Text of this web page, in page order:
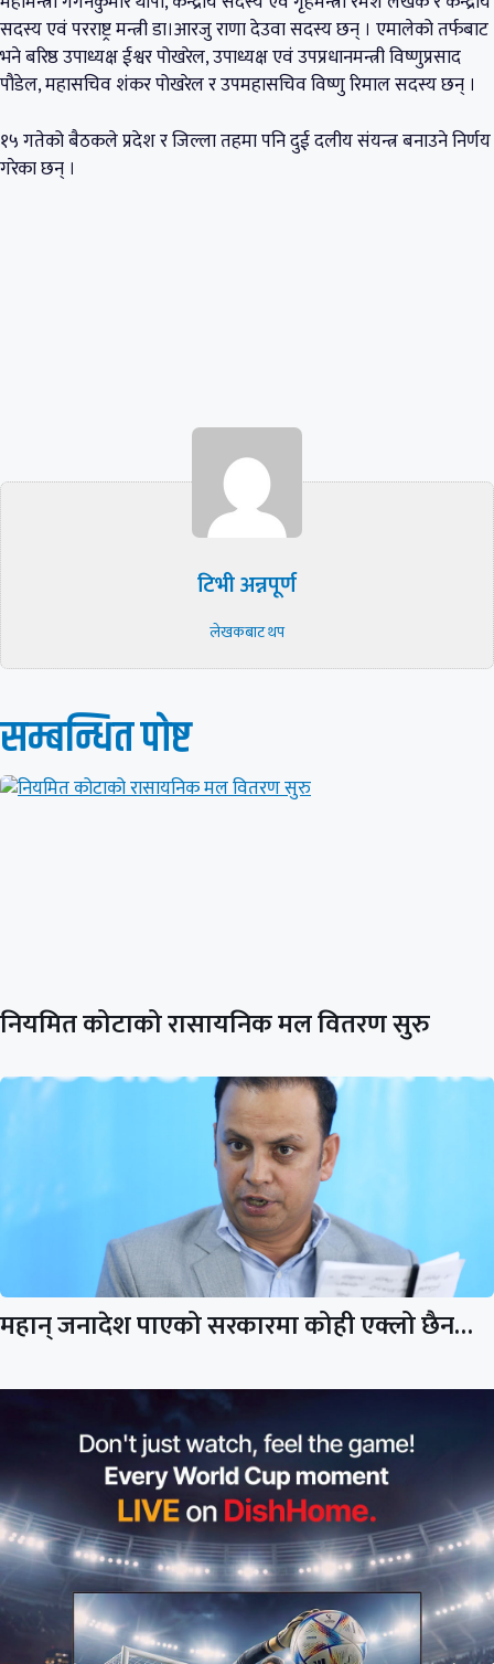
सदस्य एवं परराष्ट्र मन्त्री डा।आरजु राणा देउवा सदस्य छन् । एमालेको तर्फबाट
भने बरिष्ठ उपाध्यक्ष ईश्वर पोखरेल, उपाध्यक्ष एवं उपप्रधानमन्त्री विष्णुप्रसाद
पौडेल, महासचिव शंकर पोखरेल र उपमहासचिव विष्णु रिमाल सदस्य छन् ।
१५ गतेको बैठकले प्रदेश र जिल्ला तहमा पनि दुई दलीय संयन्त्र बनाउने निर्णय
गरेका छन् ।
टिभी अन्नपूर्ण
लेखकबाट थप
सम्बन्धित पाेष्ट
नियमित कोटाको रासायनिक मल वितरण सुरु
महान् जनादेश पाएको सरकारमा कोही एक्लो छैन…